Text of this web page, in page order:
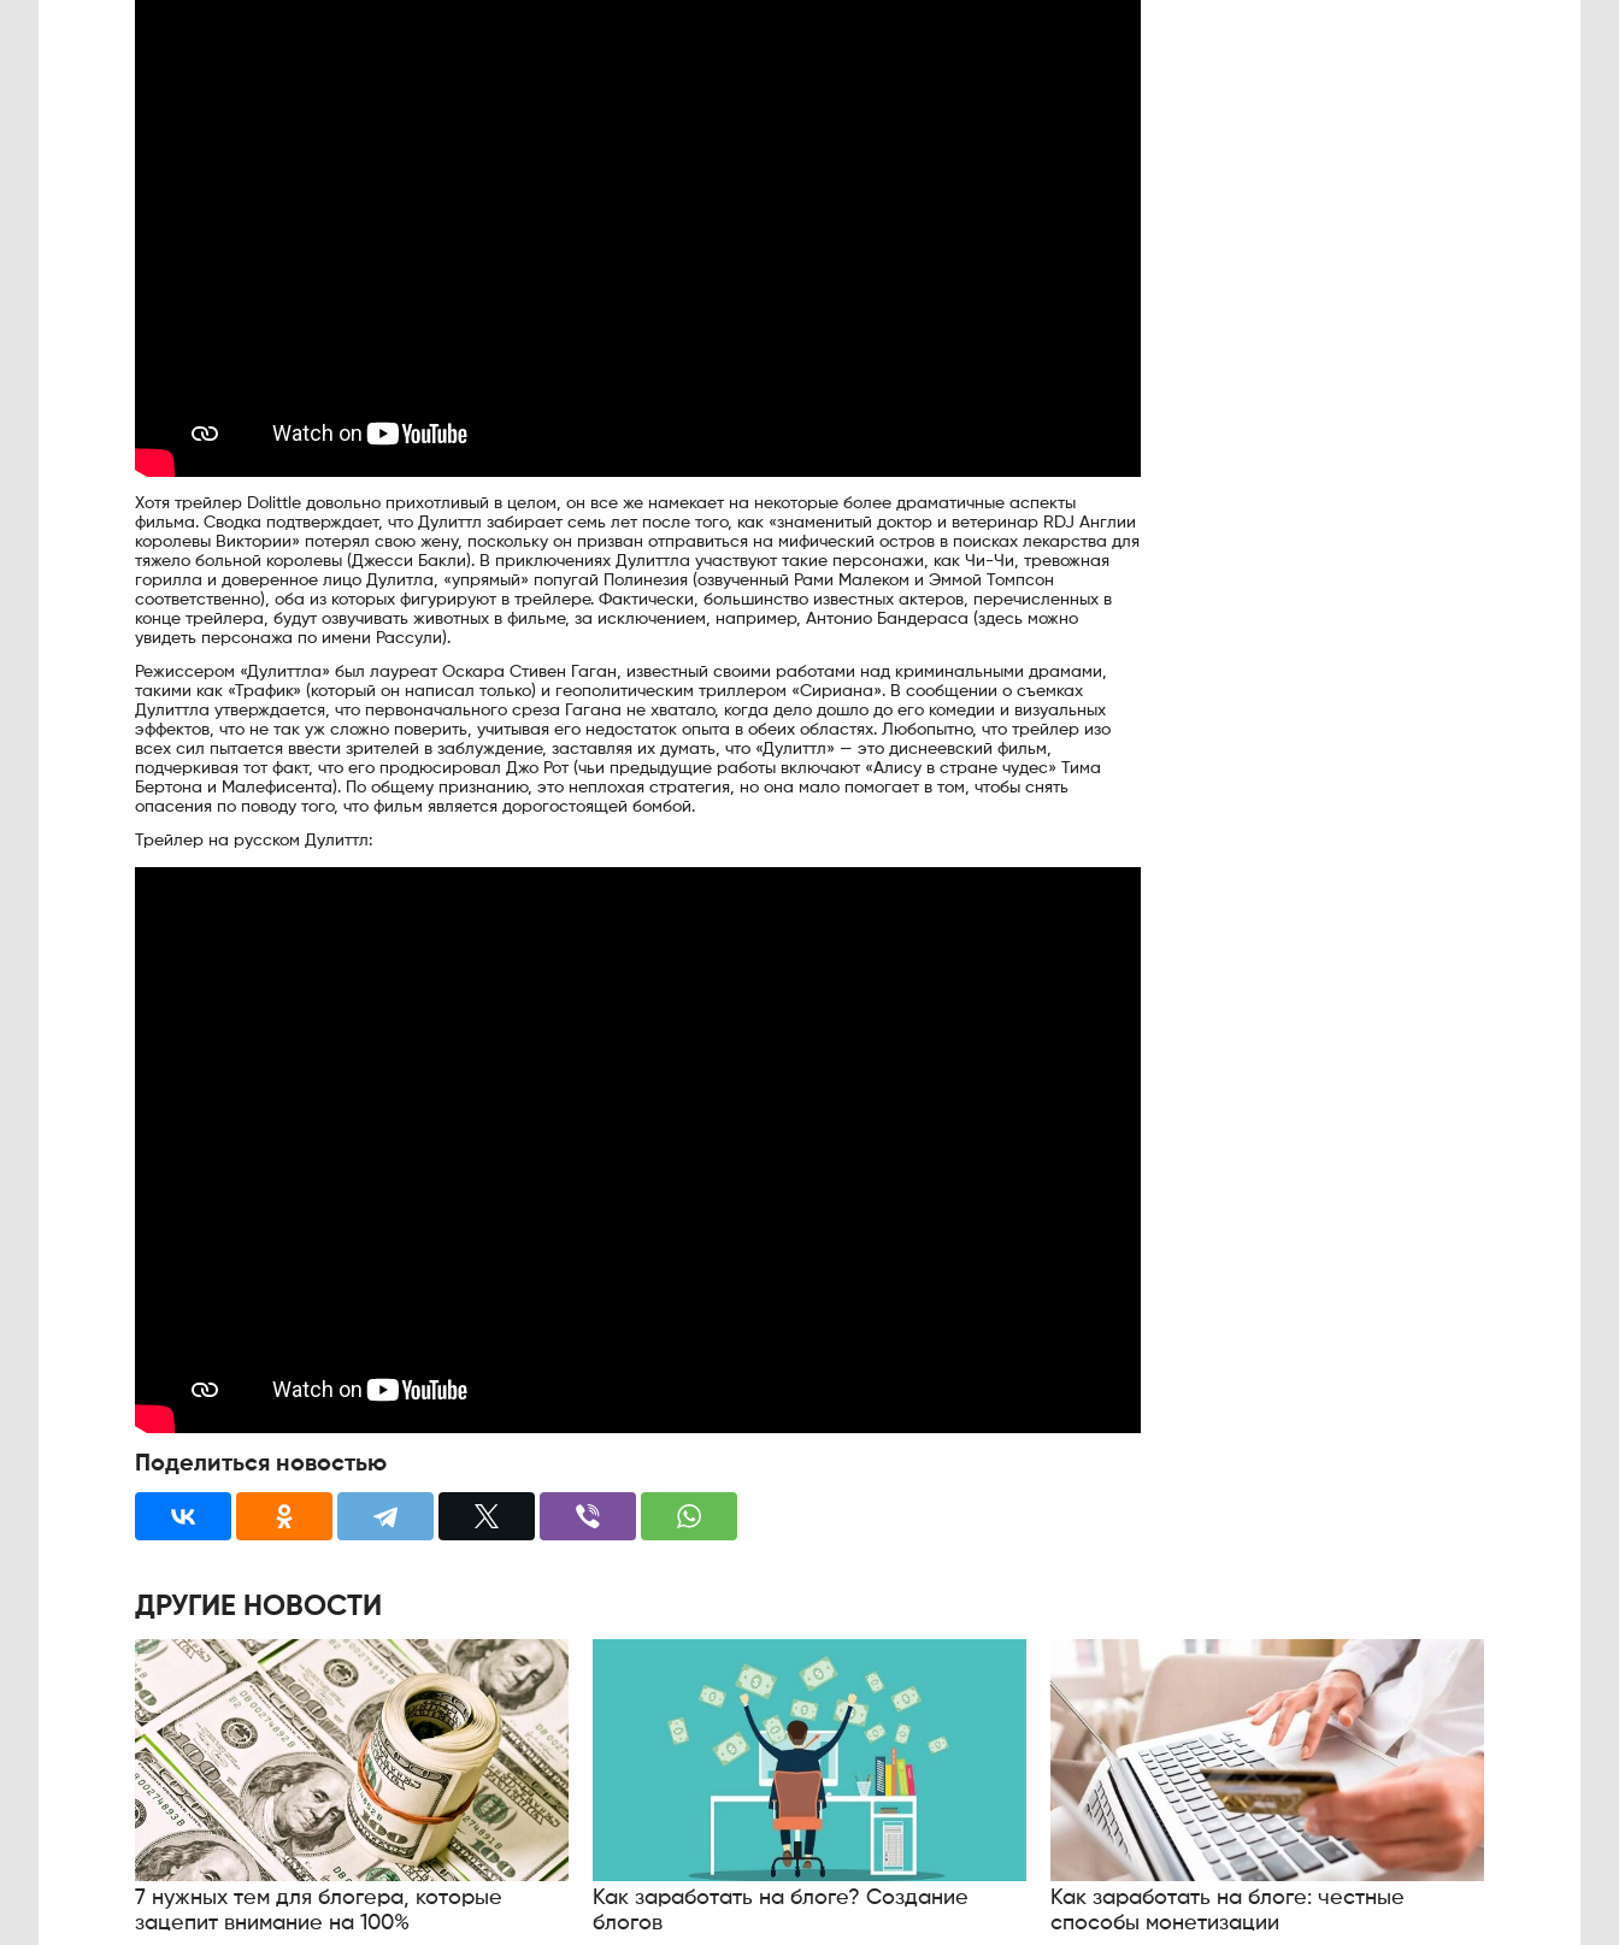
Хотя трейлер Dolittle довольно прихотливый в целом, он все же намекает на некоторые более драматичные аспекты
фильма. Сводка подтверждает, что Дулиттл забирает семь лет после того, как «знаменитый доктор и ветеринар RDJ Англии
королевы Виктории» потерял свою жену, поскольку он призван отправиться на мифический остров в поисках лекарства для
тяжело больной королевы (Джесси Бакли). В приключениях Дулиттла участвуют такие персонажи, как Чи-Чи, тревожная
горилла и доверенное лицо Дулитла, «упрямый» попугай Полинезия (озвученный Рами Малеком и Эммой Томпсон
соответственно), оба из которых фигурируют в трейлере. Фактически, большинство известных актеров, перечисленных в
конце трейлера, будут озвучивать животных в фильме, за исключением, например, Антонио Бандераса (здесь можно
увидеть персонажа по имени Рассули).
Режиссером «Дулиттла» был лауреат Оскара Стивен Гаган, известный своими работами над криминальными драмами,
такими как «Трафик» (который он написал только) и геополитическим триллером «Сириана». В сообщении о съемках
Дулиттла утверждается, что первоначального среза Гагана не хватало, когда дело дошло до его комедии и визуальных
эффектов, что не так уж сложно поверить, учитывая его недостаток опыта в обеих областях. Любопытно, что трейлер изо
всех сил пытается ввести зрителей в заблуждение, заставляя их думать, что «Дулиттл» — это диснеевский фильм,
подчеркивая тот факт, что его продюсировал Джо Рот (чьи предыдущие работы включают «Алису в стране чудес» Тима
Бертона и Малефисента). По общему признанию, это неплохая стратегия, но она мало помогает в том, чтобы снять
опасения по поводу того, что фильм является дорогостоящей бомбой.
Трейлер на русском Дулиттл:
Поделиться новостью
ДРУГИЕ НОВОСТИ
7 нужных тем для блогера, которые
зацепит внимание на 100%
Как заработать на блоге? Создание
блогов
Как заработать на блоге: честные
способы монетизации